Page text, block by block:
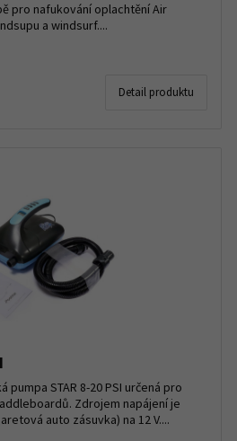
pro nafukování oplachtění Air
a windsurf....
Detail produktu
STAR 8-20 PSI určená pro
Zdrojem napájení je
auto zásuvka) na 12 V....